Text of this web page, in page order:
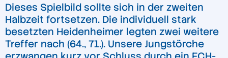
Dieses Spielbild sollte sich in der zweiten
Halbzeit fortsetzen. Die individuell stark
besetzten Heidenheimer legten zwei weitere
Treffer nach (64., 71.). Unsere Jungstörche